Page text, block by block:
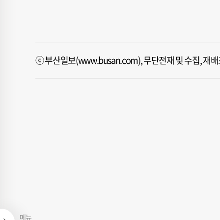
메뉴
ⓒ 부산일보(www.busan.com), 무단전재 및 수집, 재